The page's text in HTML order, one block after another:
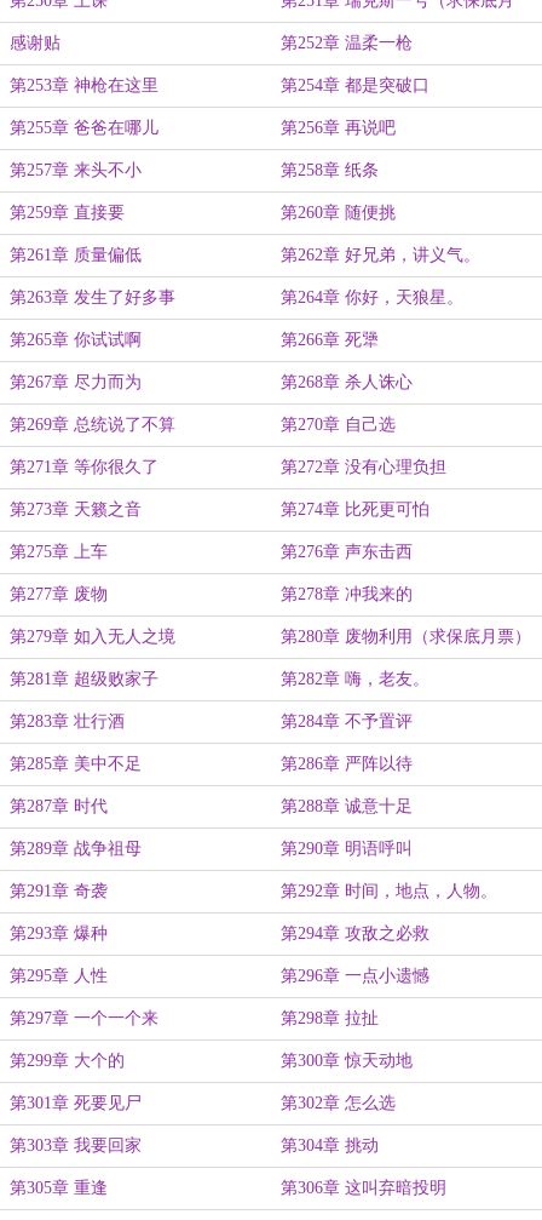
票）
感谢贴 第252章 温柔一枪
第253章 神枪在这里 第254章 都是突破口
第255章 爸爸在哪儿 第256章 再说吧
第257章 来头不小 第258章 纸条
第259章 直接要 第260章 随便挑
第261章 质量偏低 第262章 好兄弟，讲义气。
第263章 发生了好多事 第264章 你好，天狼星。
第265章 你试试啊 第266章 死犟
第267章 尽力而为 第268章 杀人诛心
第269章 总统说了不算 第270章 自己选
第271章 等你很久了 第272章 没有心理负担
第273章 天籁之音 第274章 比死更可怕
第275章 上车 第276章 声东击西
第277章 废物 第278章 冲我来的
第279章 如入无人之境 第280章 废物利用（求保底月票）
第281章 超级败家子 第282章 嗨，老友。
第283章 壮行酒 第284章 不予置评
第285章 美中不足 第286章 严阵以待
第287章 时代 第288章 诚意十足
第289章 战争祖母 第290章 明语呼叫
第291章 奇袭 第292章 时间，地点，人物。
第293章 爆种 第294章 攻敌之必救
第295章 人性 第296章 一点小遗憾
第297章 一个一个来 第298章 拉扯
第299章 大个的 第300章 惊天动地
第301章 死要见尸 第302章 怎么选
第303章 我要回家 第304章 挑动
第305章 重逢 第306章 这叫弃暗投明